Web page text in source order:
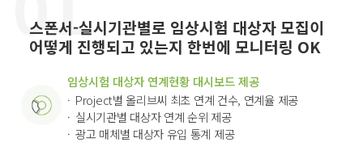
스폰서-실시기관별로 임상시험 대상자 모집이
어떻게 진행되고 있는지 한번에 모니터링 OK
임상시험 대상자 연계현황 대시보드 제공
Project별 올리브씨 최초 연계 건수, 연계율 제공
실시기관별 대상자 연계 순위 제공
광고 매체별 대상자 유입 통계 제공